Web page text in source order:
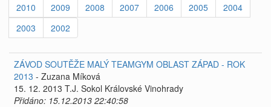
2010
2009 2008 2007 2006 2005
2004
2003
2002
ZÁVOD SOUTĚŽE MALÝ TEAMGYM OBLAST ZÁPAD - ROK
2013 - Zuzana Míková
15. 12. 2013 T.J. Sokol Královské Vinohrady
Přidáno: 15.12.2013 22:40:58